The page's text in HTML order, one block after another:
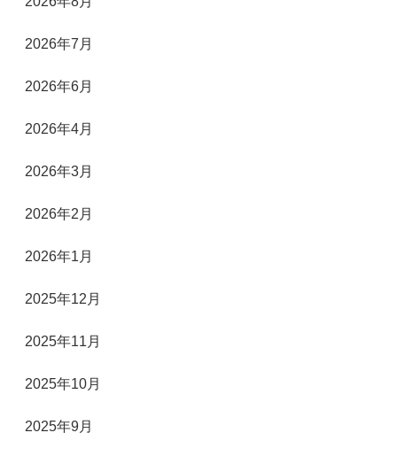
2026年7月
2026年6月
2026年4月
2026年3月
2026年2月
2026年1月
2025年12月
2025年11月
2025年10月
2025年9月